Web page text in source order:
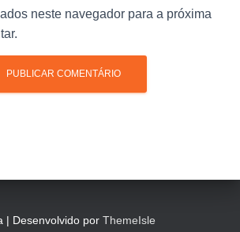
neste navegador para a próxima
| Desenvolvido por ThemeIsle